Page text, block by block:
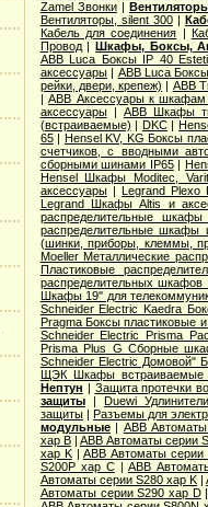
Zamel Звонки|
Вентиляторы, silent 300 |
Кабель для соединения |
Провод| Шкафы, Боксы,
ABB Luca Боксы IP 40
аксессуары| ABB Luca
рейки, двери, крепеж) | ABB
|ABB Аксессуары к шкафам
аксессуары| ABB Шкафы
(встраиваемые) | DKC|
65| Hensel KV, KG Боксы
счетчиков, с вводными
сборными шинами IP65|
Hensel Шкафы Moditec,
аксессуары|Legrand Plexo
Legrand Шкафы Altis и
распределительные
распределительные
(шинки, приборы, клеммы,
Moeller Металлические
Пластиковые
распределительных
Шкафы 19'' для
Schneider Electric Kaedra
Pragma Боксы пластиковые
Schneider Electric Prisma
Prisma Plus G Сборные
Schneider Electric Домовой"
ЩЭК Шкафы встраиваемые
Нептун | Защита протечки
защиты| Duewi
защиты|Разъемы для
модульные| ABB
хар B| ABB Автоматы серии
хар K| ABB Автоматы серии
S200P хар C| ABB
Автоматы серии S280 хар K|
Автоматы серии S290 хар D